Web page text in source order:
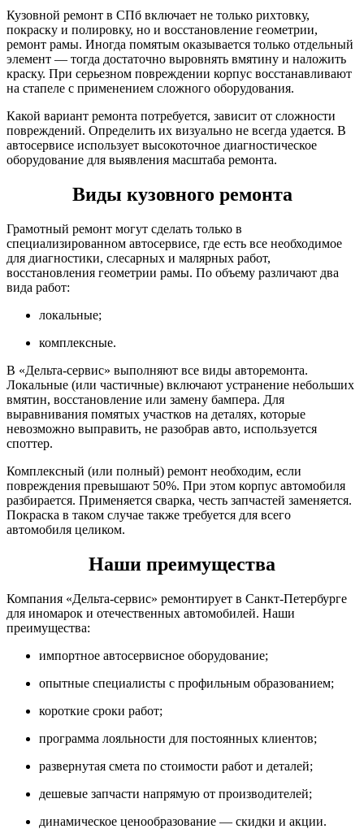
Кузовной ремонт в СПб включает не только рихтовку,
покраску и полировку, но и восстановление геометрии,
ремонт рамы. Иногда помятым оказывается только отдельный
элемент — тогда достаточно выровнять вмятину и наложить
краску. При серьезном повреждении корпус восстанавливают
на стапеле с применением сложного оборудования.
Какой вариант ремонта потребуется, зависит от сложности
повреждений. Определить их визуально не всегда удается. В
автосервисе использует высокоточное диагностическое
оборудование для выявления масштаба ремонта.
Виды кузовного ремонта
Грамотный ремонт могут сделать только в
специализированном автосервисе, где есть все необходимое
для диагностики, слесарных и малярных работ,
восстановления геометрии рамы. По объему различают два
вида работ:
локальные;
комплексные.
В «Дельта-сервис» выполняют все виды авторемонта.
Локальные (или частичные) включают устранение небольших
вмятин, восстановление или замену бампера. Для
выравнивания помятых участков на деталях, которые
невозможно выправить, не разобрав авто, используется
споттер.
Комплексный (или полный) ремонт необходим, если
повреждения превышают 50%. При этом корпус автомобиля
разбирается. Применяется сварка, честь запчастей заменяется.
Покраска в таком случае также требуется для всего
автомобиля целиком.
Наши преимущества
Компания «Дельта-сервис» ремонтирует в Санкт-Петербурге
для иномарок и отечественных автомобилей. Наши
преимущества:
импортное автосервисное оборудование;
опытные специалисты с профильным образованием;
короткие сроки работ;
программа лояльности для постоянных клиентов;
развернутая смета по стоимости работ и деталей;
дешевые запчасти напрямую от производителей;
динамическое ценообразование — скидки и акции.